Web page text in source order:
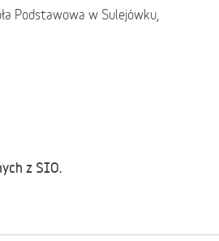
Podstawowa w Sulejówku,
z SIO.